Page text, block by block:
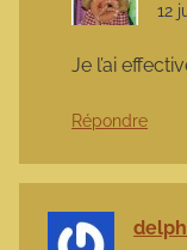
12
Je l’ai
Répondre